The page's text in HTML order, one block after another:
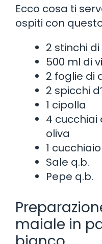
Ecco cosa ti
ospiti con
2 stinchi
500 ml di
2 foglie di
2 spicchi
1 cipolla
4 cucchiai
oliva
1
Sale q.b.
Pepe q.b.
maiale in